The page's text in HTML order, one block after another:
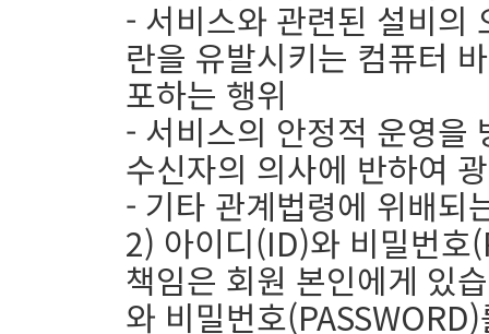
- 서비스와 관련된 설비의
란을 유발시키는 컴퓨터
포하는 행위
- 서비스의 안정적 운영을
수신자의 의사에 반하여
- 기타 관계법령에 위배되
2) 아이디(ID)와 비밀번호
책임은 회원 본인에게 있
와 비밀번호